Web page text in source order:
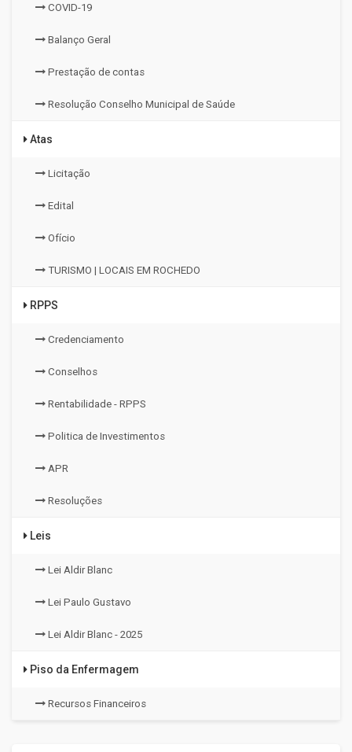
COVID-19
Balanço Geral
Prestação de contas
Resolução Conselho Municipal de Saúde
Atas
Licitação
Edital
Ofício
TURISMO | LOCAIS EM ROCHEDO
RPPS
Credenciamento
Conselhos
Rentabilidade - RPPS
Politica de Investimentos
APR
Resoluções
Leis
Lei Aldir Blanc
Lei Paulo Gustavo
Lei Aldir Blanc - 2025
Piso da Enfermagem
Recursos Financeiros